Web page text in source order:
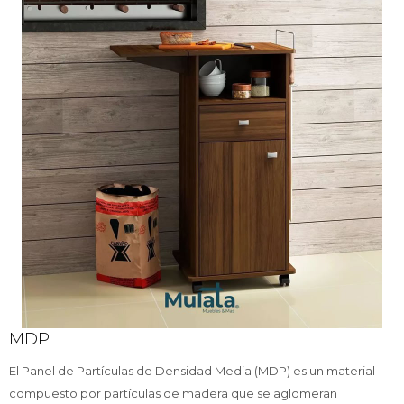
MDP
El Panel de Partículas de Densidad Media (MDP) es un material
compuesto por partículas de madera que se aglomeran